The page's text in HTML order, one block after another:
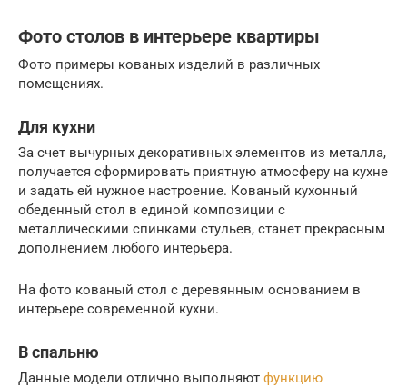
Фото столов в интерьере квартиры
Фото примеры кованых изделий в различных
помещениях.
Для кухни
За счет вычурных декоративных элементов из металла,
получается сформировать приятную атмосферу на кухне
и задать ей нужное настроение. Кованый кухонный
обеденный стол в единой композиции с
металлическими спинками стульев, станет прекрасным
дополнением любого интерьера.
На фото кованый стол с деревянным основанием в
интерьере современной кухни.
В спальню
Данные модели отлично выполняют функцию